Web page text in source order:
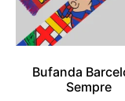
Bufanda
Sempre